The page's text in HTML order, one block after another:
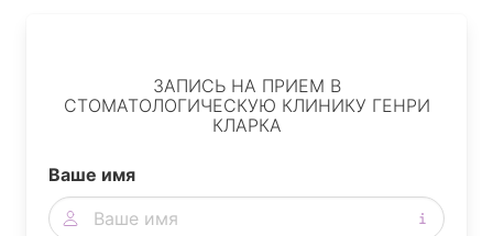
ЗАПИСЬ НА ПРИЕМ В
СТОМАТОЛОГИЧЕСКУЮ КЛИНИКУ ГЕНРИ
КЛАРКА
Ваше имя